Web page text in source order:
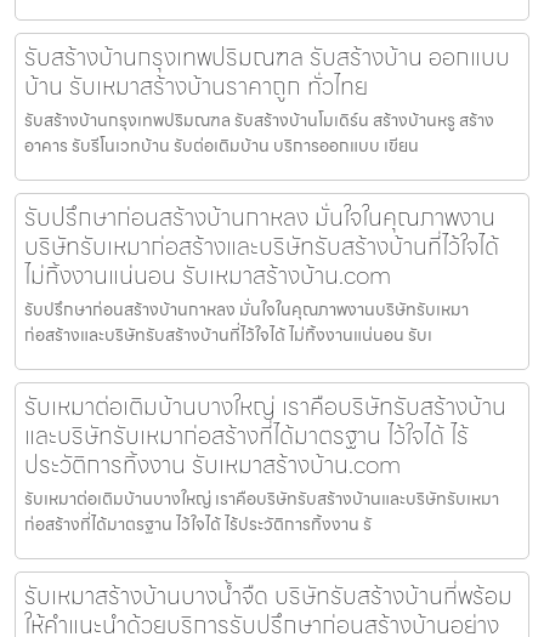
รับสร้างบ้านกรุงเทพปริมณฑล รับสร้างบ้าน ออกแบบ
บ้าน รับเหมาสร้างบ้านราคาถูก ทั่วไทย
รับสร้างบ้านกรุงเทพปริมณฑล รับสร้างบ้านโมเดิร์น สร้างบ้านหรู สร้าง
อาคาร รับรีโนเวทบ้าน รับต่อเติมบ้าน บริการออกแบบ เขียน
รับปรึกษาก่อนสร้างบ้านกาหลง มั่นใจในคุณภาพงาน
บริษัทรับเหมาก่อสร้างและบริษัทรับสร้างบ้านที่ไว้ใจได้
ไม่ทิ้งงานแน่นอน รับเหมาสร้างบ้าน.com
รับปรึกษาก่อนสร้างบ้านกาหลง มั่นใจในคุณภาพงานบริษัทรับเหมา
ก่อสร้างและบริษัทรับสร้างบ้านที่ไว้ใจได้ ไม่ทิ้งงานแน่นอน รับเ
รับเหมาต่อเติมบ้านบางใหญ่ เราคือบริษัทรับสร้างบ้าน
และบริษัทรับเหมาก่อสร้างที่ได้มาตรฐาน ไว้ใจได้ ไร้
ประวัติการทิ้งงาน รับเหมาสร้างบ้าน.com
รับเหมาต่อเติมบ้านบางใหญ่ เราคือบริษัทรับสร้างบ้านและบริษัทรับเหมา
ก่อสร้างที่ได้มาตรฐาน ไว้ใจได้ ไร้ประวัติการทิ้งงาน รั
รับเหมาสร้างบ้านบางน้ำจืด บริษัทรับสร้างบ้านที่พร้อม
ให้คำแนะนำด้วยบริการรับปรึกษาก่อนสร้างบ้านอย่าง